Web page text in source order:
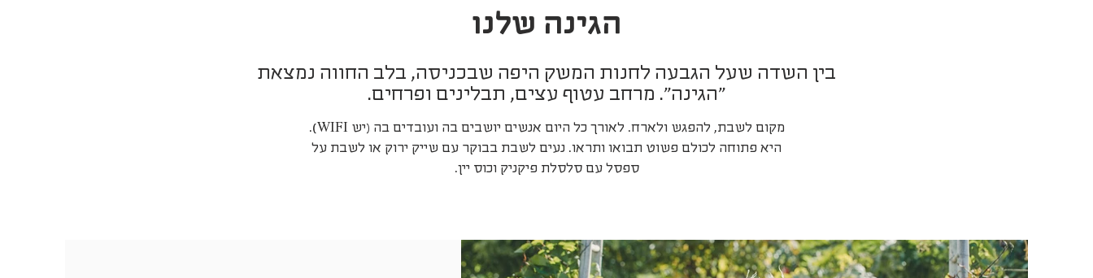
הגינה שלנו
בין השדה שעל הגבעה לחנות המשק היפה שבכניסה, בלב החווה נמצאת
"הגינה". מרחב עטוף עצים, תבלינים ופרחים.
מקום לשבת, להפגש ולארח. לאורך כל היום אנשים יושבים בה ועובדים בה (יש WIFI).
היא פתוחה לכולם פשוט תבואו ותראו. נעים לשבת בבוקר עם שייק ירוק או לשבת על
ספסל עם סלסלת פיקניק וכוס יין.